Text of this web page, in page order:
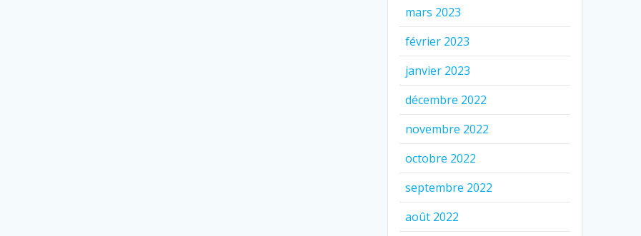
mars 2023
février 2023
janvier 2023
décembre 2022
novembre 2022
octobre 2022
septembre 2022
août 2022